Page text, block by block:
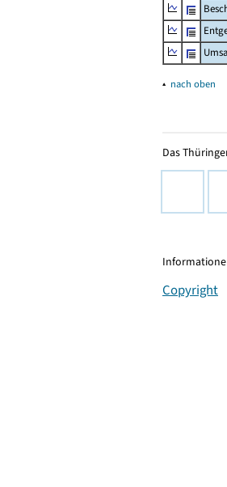
▴ nach oben
Das
Copyright